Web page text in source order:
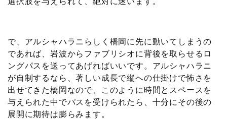
で、アルシャハラニらしく橋岡に先に動いてしまうの
であれば、岩波からファブリシオに背後を取らせるロ
ングパスを送ってあげればいいです。アルシャハラニ
が自制するなら、著しい成長で縦への仕掛けで怖さを
出せてきた橋岡なので、このように時間とスペースを
与えられた中でパスを受けられたら、十分にその後の
展開に期待は膨らみます。